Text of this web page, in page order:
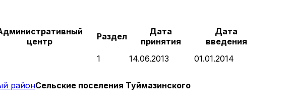
центр
Раздел
Дата
принятия
Дата
введения
1 14.06.2013 01.01.2014
районСельские поселения Туймазинского